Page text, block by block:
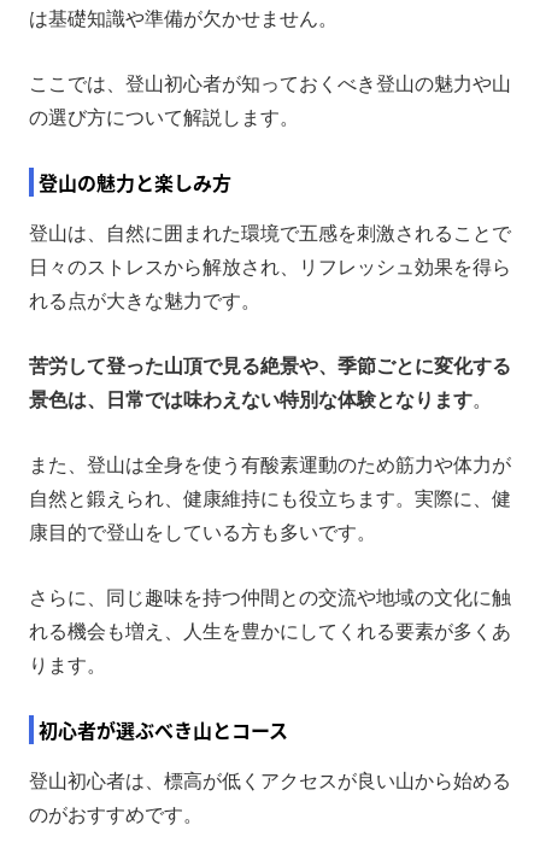
は基礎知識や準備が欠かせません。
ここでは、登山初心者が知っておくべき登山の魅力や山
の選び方について解説します。
登山の魅力と楽しみ方
登山は、自然に囲まれた環境で五感を刺激されることで
日々のストレスから解放され、リフレッシュ効果を得ら
れる点が大きな魅力です。
苦労して登った山頂で見る絶景や、季節ごとに変化する
景色は、日常では味わえない特別な体験となります。
また、登山は全身を使う有酸素運動のため筋力や体力が
自然と鍛えられ、健康維持にも役立ちます。実際に、健
康目的で登山をしている方も多いです。
さらに、同じ趣味を持つ仲間との交流や地域の文化に触
れる機会も増え、人生を豊かにしてくれる要素が多くあ
ります。
初心者が選ぶべき山とコース
登山初心者は、標高が低くアクセスが良い山から始める
のがおすすめです。